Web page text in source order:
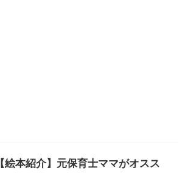
【絵本紹介】元保育士ママがオスス